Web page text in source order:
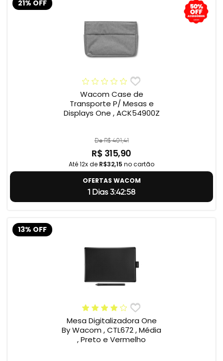
21% OFF
Wacom Case de
Transporte P/ Mesas e
Displays One , ACK54900Z
De R$ 401,41
R$ 315,90
Até 12x de R$32,15 no cartão
OFERTAS WACOM
1 Dias 3:42:57
13% OFF
Mesa Digitalizadora One
By Wacom , CTL672 , Média
, Preto e Vermelho